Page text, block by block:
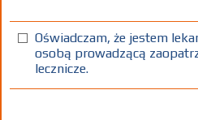
Znaleziono wyników:
Oświadczam, że jestem
osobą prowadzącą
lecznicze.